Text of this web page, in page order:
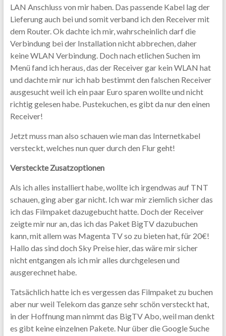
LAN Anschluss von mir haben. Das passende Kabel lag der
Lieferung auch bei und somit verband ich den Receiver mit
dem Router. Ok dachte ich mir, wahrscheinlich darf die
Verbindung bei der Installation nicht abbrechen, daher
keine WLAN Verbindung. Doch nach etlichen Suchen im
Menü fand ich heraus, das der Receiver gar kein WLAN hat
und dachte mir nur ich hab bestimmt den falschen Receiver
ausgesucht weil ich ein paar Euro sparen wollte und nicht
richtig gelesen habe. Pustekuchen, es gibt da nur den einen
Receiver!
Jetzt muss man also schauen wie man das Internetkabel
versteckt, welches nun quer durch den Flur geht!
Versteckte Zusatzoptionen
Als ich alles installiert habe, wollte ich irgendwas auf TNT
schauen, ging aber gar nicht. Ich war mir ziemlich sicher das
ich das Filmpaket dazugebucht hatte. Doch der Receiver
zeigte mir nur an, das ich das Paket BigTV dazubuchen
kann, mit allem was Magenta TV so zu bieten hat, für 20€!
Hallo das sind doch Sky Preise hier, das wäre mir sicher
nicht entgangen als ich mir alles durchgelesen und
ausgerechnet habe.
Tatsächlich hatte ich es vergessen das Filmpaket zu buchen
aber nur weil Telekom das ganze sehr schön versteckt hat,
in der Hoffnung man nimmt das BigTV Abo, weil man denkt
es gibt keine einzelnen Pakete. Nur über die Google Suche